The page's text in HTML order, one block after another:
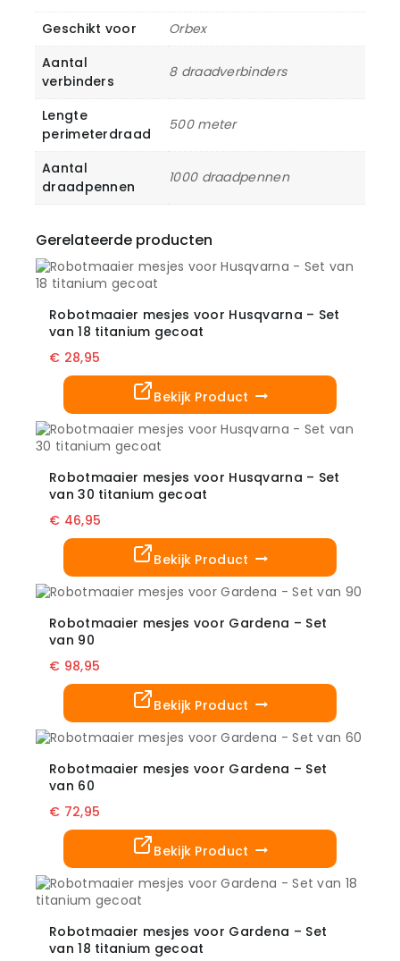
Geschikt voor
Orbex
Aantal
verbinders
8 draadverbinders
Lengte
perimeterdraad
500 meter
Aantal
draadpennen
1000 draadpennen
Gerelateerde producten
Robotmaaier mesjes voor Husqvarna – Set
van 18 titanium gecoat
€ 28,95
Bekijk Product
Dit
product
heeft
meerdere
variaties.
optie
kan
worden
op
productpagina
Robotmaaier mesjes voor Husqvarna – Set
van 30 titanium gecoat
€ 46,95
Bekijk Product
Dit
product
heeft
meerdere
Deze
optie
gekozen
worden
de
productpagina
Robotmaaier mesjes voor Gardena – Set
van 90
€ 98,95
Bekijk Product
Dit
product
heeft
meerdere
Deze
optie
gekozen
worden
op
productpagina
Robotmaaier mesjes voor Gardena – Set
van 60
€ 72,95
Bekijk Product
Dit
product
heeft
meerdere
variaties.
Robotmaaier mesjes voor Gardena – Set
van 18 titanium gecoat